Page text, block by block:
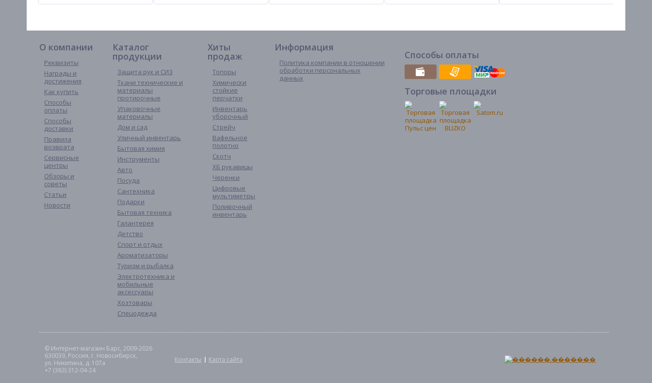
О компании
Реквизиты
Награды и
достижения
Как купить
Способы
оплаты
Способы
доставки
Правила
возврата
Сервисные
центры
Обзоры и
советы
Статьи
Новости
Каталог
продукции
Защита рук и СИЗ
Ткани технические и
материалы
протирочные
Упаковочные
материалы
Дом и сад
Уличный инвентарь
Бытовая химия
Инструменты
Авто
Посуда
Сантехника
Подарки
Бытовая техника
Галантерея
Детство
Спорт и отдых
Ароматизаторы
Туризм и рыбалка
Электротехника и
мобильные
аксессуары
Хозтовары
Спецодежда
Хиты
продаж
Топоры
Химически
стойкие
перчатки
Инвентарь
уборочный
Стрейч
Вафельное
полотно
Скотч
ХБ рукавицы
Черенки
Цифровые
мультиметры
Поливочный
инвентарь
Информация
Политика компании в отношении
обработки персональных
данных
Способы оплаты
Торговые площадки
© Интернет-магазин Барс, 2009-2026
630039, Россия, г. Новосибирск,
ул. Никитина, д. 107а
+7 (383) 312-04-24
Контакты Карта сайта